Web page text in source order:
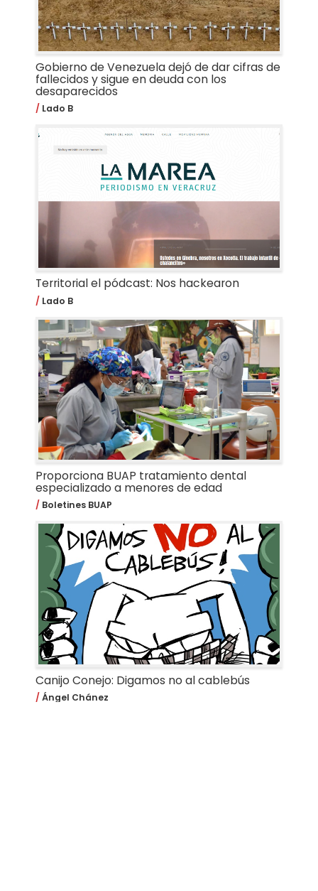
Gobierno de Venezuela dejó de dar cifras de
fallecidos y sigue en deuda con los
desaparecidos
Lado B
Territorial el pódcast: Nos hackearon
Lado B
Proporciona BUAP tratamiento dental
especializado a menores de edad
Boletines BUAP
Canijo Conejo: Digamos no al cablebús
Ángel Chánez